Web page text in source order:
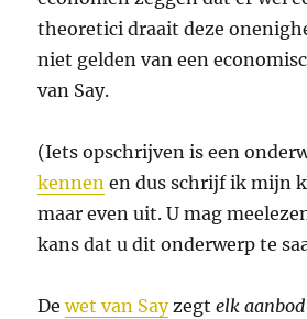
theoretici draait deze
niet gelden van een
van Say.
(Iets opschrijven is een
kennen en dus schrijf ik mijn
maar even uit. U mag
kans dat u dit onderwerp te
Dewet van Sayzegtelk